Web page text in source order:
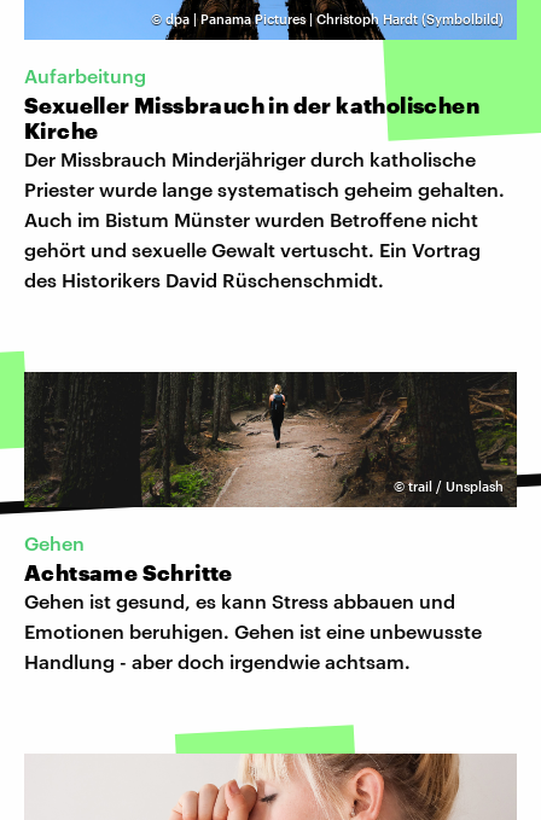
© dpa | Panama Pictures | Christoph Hardt (Symbolbild)
Aufarbeitung
Sexueller Missbrauch in der katholischen
Kirche
Der Missbrauch Minderjähriger durch katholische
Priester wurde lange systematisch geheim gehalten.
Auch im Bistum Münster wurden Betroffene nicht
gehört und sexuelle Gewalt vertuscht. Ein Vortrag
des Historikers David Rüschenschmidt.
©trail / Unsplash
Gehen
Achtsame Schritte
Gehen ist gesund, es kann Stress abbauen und
Emotionen beruhigen. Gehen ist eine unbewusste
Handlung - aber doch irgendwie achtsam.